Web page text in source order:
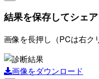
結果を保存してシェア
画像を長押し（PCは右ク
画像をダウンロード